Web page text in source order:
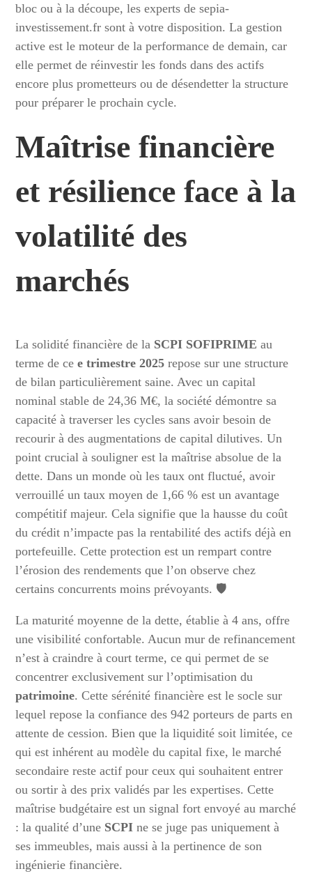
bloc ou à la découpe, les experts de sepia-
investissement.fr sont à votre disposition. La gestion
active est le moteur de la performance de demain, car
elle permet de réinvestir les fonds dans des actifs
encore plus prometteurs ou de désendetter la structure
pour préparer le prochain cycle.
Maîtrise financière
et résilience face à la
volatilité des
marchés
La solidité financière de la SCPI SOFIPRIME au
terme de cee trimestre 2025 repose sur une structure
de bilan particulièrement saine. Avec un capital
nominal stable de 24,36 M€, la société démontre sa
capacité à traverser les cycles sans avoir besoin de
recourir à des augmentations de capital dilutives. Un
point crucial à souligner est la maîtrise absolue de la
dette. Dans un monde où les taux ont fluctué, avoir
verrouillé un taux moyen de 1,66 % est un avantage
compétitif majeur. Cela signifie que la hausse du coût
du crédit n’impacte pas la rentabilité des actifs déjà en
portefeuille. Cette protection est un rempart contre
l’érosion des rendements que l’on observe chez
certains concurrents moins prévoyants. 🛡️
La maturité moyenne de la dette, établie à 4 ans, offre
une visibilité confortable. Aucun mur de refinancement
n’est à craindre à court terme, ce qui permet de se
concentrer exclusivement sur l’optimisation du
patrimoine. Cette sérénité financière est le socle sur
lequel repose la confiance des 942 porteurs de parts en
attente de cession. Bien que la liquidité soit limitée, ce
qui est inhérent au modèle du capital fixe, le marché
secondaire reste actif pour ceux qui souhaitent entrer
ou sortir à des prix validés par les expertises. Cette
maîtrise budgétaire est un signal fort envoyé au marché
: la qualité d’une SCPI ne se juge pas uniquement à
ses immeubles, mais aussi à la pertinence de son
ingénierie financière.